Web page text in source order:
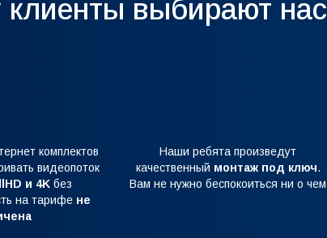
клиенты выбирают нас
комплектов
видеопоток
и 4Kбез
на тарифе не
Наши ребята произведут
качественный монтаж под ключ.
Вам не нужно беспокоиться ни о чем